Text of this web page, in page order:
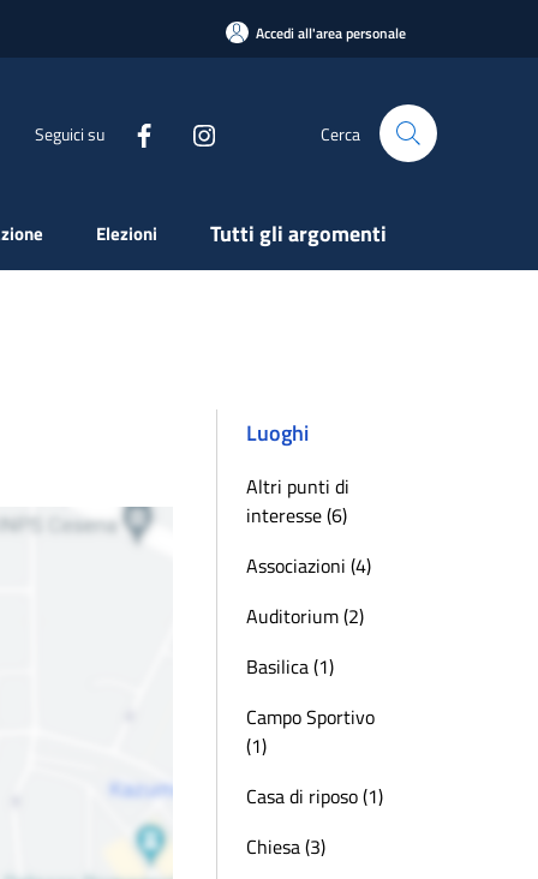
Accedi all'area personale
Seguici su Cerca
Elezioni Tutti gli argomenti
Luoghi
Altri punti di
interesse (6)
Associazioni (4)
Auditorium (2)
Basilica (1)
Campo Sportivo
(1)
Casa di riposo (1)
Chiesa (3)